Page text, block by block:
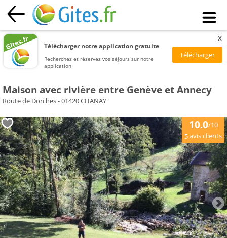
Télécharger notre application gratuite
Recherchez et réservez vos séjours sur notre
application
x
Maison avec rivière entre Genève et Annecy
Route de Dorches - 01420 CHANAY
10.0/10
5avis clients